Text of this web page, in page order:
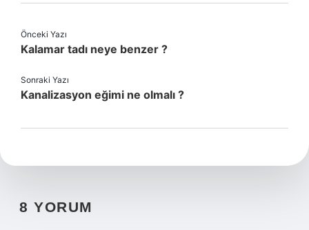
Önceki Yazı
Kalamar tadı neye benzer ?
Sonraki Yazı
Kanalizasyon eğimi ne olmalı ?
8 YORUM